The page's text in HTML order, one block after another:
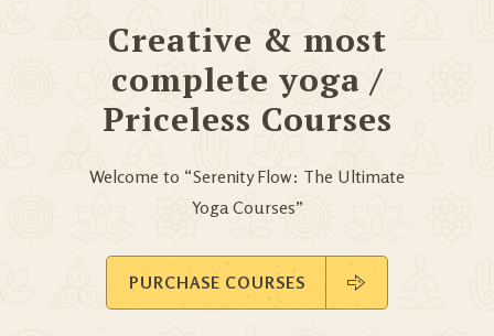
Creative & most
complete yoga /
Priceless Courses
Welcome to “Serenity Flow: The Ultimate
Yoga Courses”
PURCHASE COURSES